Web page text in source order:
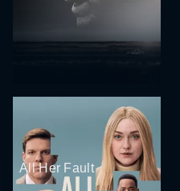
All Her Fault